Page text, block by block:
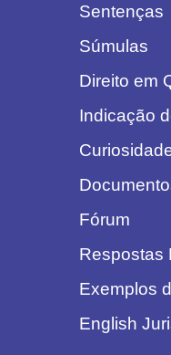
Sentenças
Súmulas
Direito em
Indicação
Fórum
Respostas
Exemplos
English